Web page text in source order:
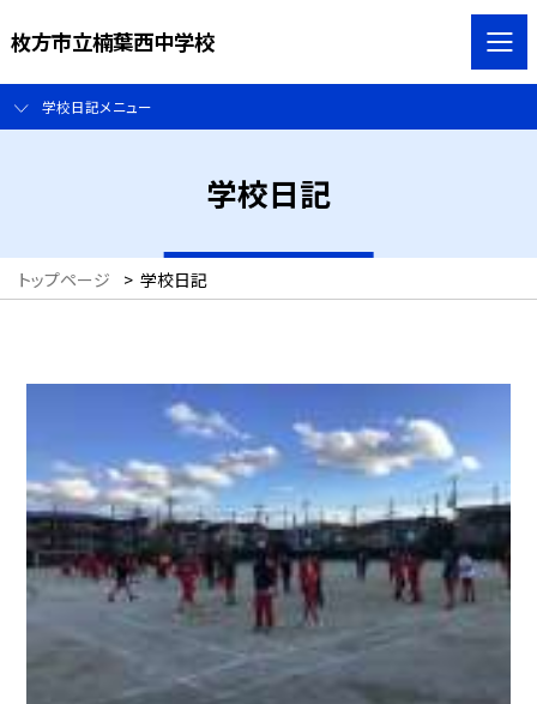
枚方市立楠葉西中学校
学校日記メニュー
学校日記
トップページ > 学校日記